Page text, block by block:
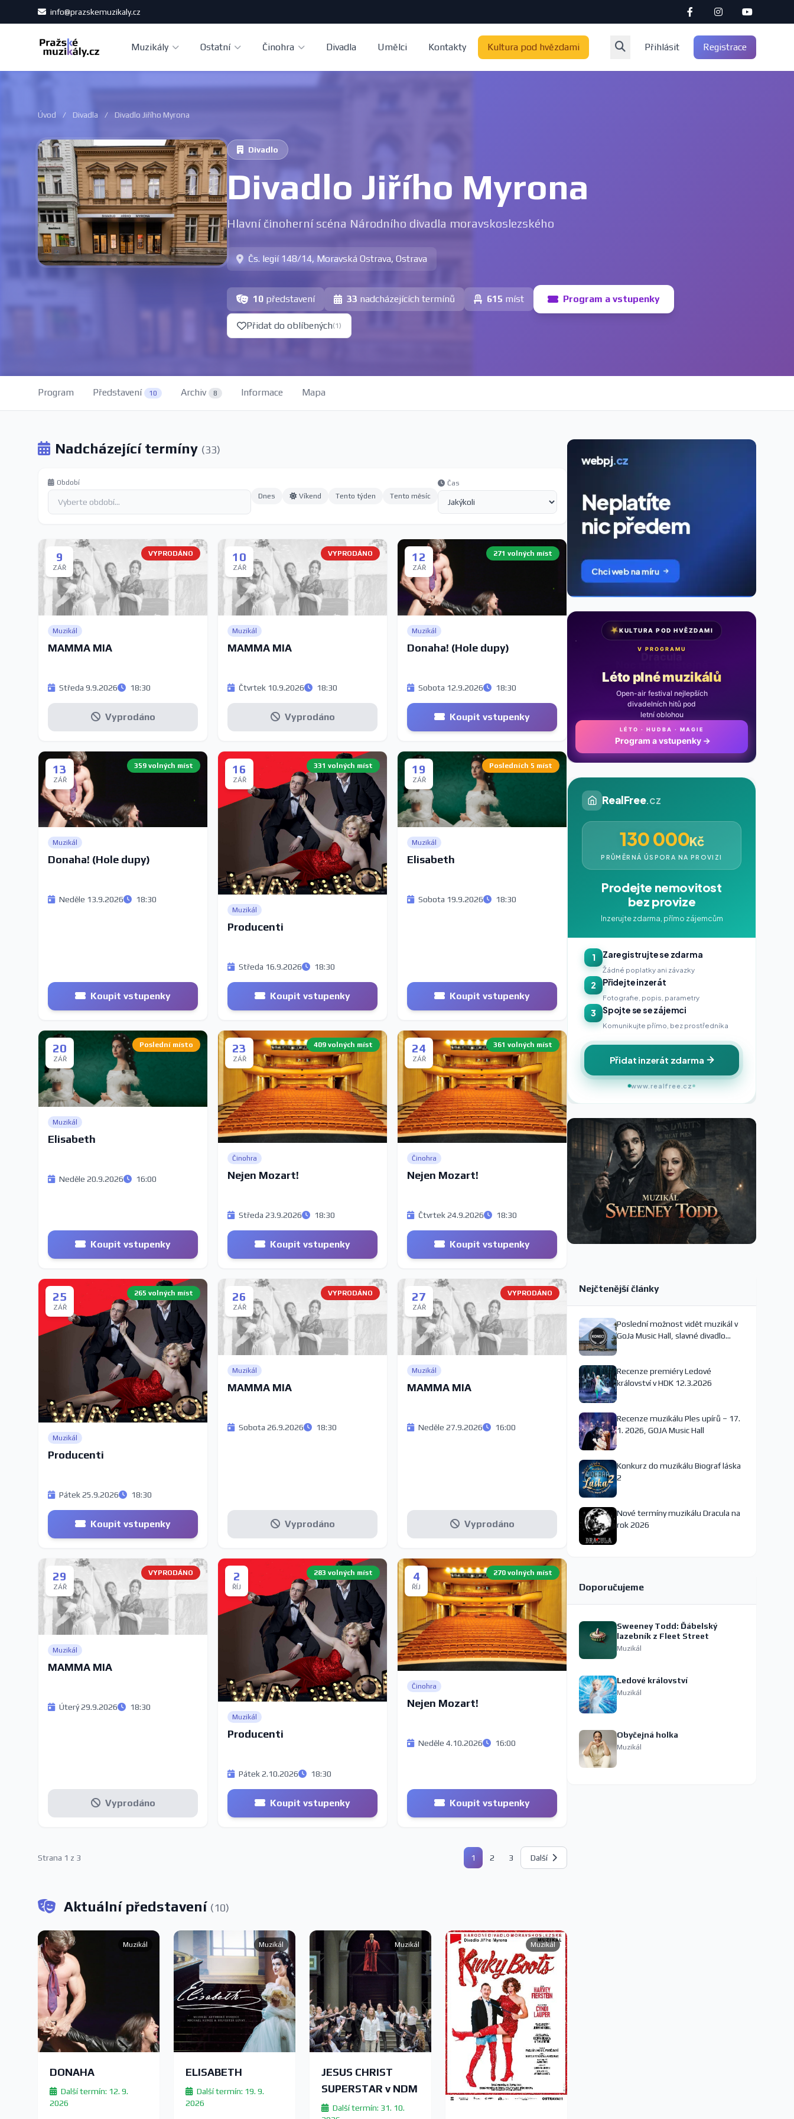
info@prazskemuzikaly.cz
Muzikály Ostatní Činohra Divadla Umělci Kontakty Kultura pod hvězdami Přihlásit Registrace
Úvod / Divadla / Divadlo Jiřího Myrona
Divadlo
Divadlo Jiřího Myrona
Hlavní činoherní scéna Národního divadla moravskoslezského
Čs. legií 148/14, Moravská Ostrava, Ostrava
10 představení 33 nadcházejících termínů 615 míst Program a vstupenky
Přidat do oblíbených(1)
Program Představení 10 Archiv 8 Informace Mapa
Nadcházející termíny (33)
Období
Dnes
Víkend Tento týden Tento měsíc
Čas
9
ZÁŘ
VYPRODÁNO
Muzikál
MAMMA MIA
Středa 9.9.2026 18:30
Vyprodáno
10
ZÁŘ
VYPRODÁNO
Muzikál
MAMMA MIA
Čtvrtek 10.9.2026 18:30
Vyprodáno
12
ZÁŘ
271 volných míst
Muzikál
Donaha! (Hole dupy)
Sobota 12.9.2026 18:30
Koupit vstupenky
13
ZÁŘ
359 volných míst
Muzikál
Donaha! (Hole dupy)
Neděle 13.9.2026 18:30
Koupit vstupenky
16
ZÁŘ
331 volných míst
Muzikál
Producenti
Středa 16.9.2026 18:30
Koupit vstupenky
19
ZÁŘ
Posledních 5 míst
Muzikál
Elisabeth
Sobota 19.9.2026 18:30
Koupit vstupenky
20
ZÁŘ
Poslední místo
Muzikál
Elisabeth
Neděle 20.9.2026 16:00
Koupit vstupenky
23
ZÁŘ
409 volných míst
Činohra
Nejen Mozart!
Středa 23.9.2026 18:30
Koupit vstupenky
24
ZÁŘ
361 volných míst
Činohra
Nejen Mozart!
Čtvrtek 24.9.2026 18:30
Koupit vstupenky
25
ZÁŘ
265 volných míst
Muzikál
Producenti
Pátek 25.9.2026 18:30
Koupit vstupenky
26
ZÁŘ
VYPRODÁNO
Muzikál
MAMMA MIA
Sobota 26.9.2026 18:30
Vyprodáno
27
ZÁŘ
VYPRODÁNO
Muzikál
MAMMA MIA
Neděle 27.9.2026 16:00
Vyprodáno
29
ZÁŘ
VYPRODÁNO
Muzikál
MAMMA MIA
Úterý 29.9.2026 18:30
Vyprodáno
2
ŘÍJ
283 volných míst
Muzikál
Producenti
Pátek 2.10.2026 18:30
Koupit vstupenky
4
ŘÍJ
270 volných míst
Činohra
Nejen Mozart!
Neděle 4.10.2026 16:00
Koupit vstupenky
Strana 1 z 3 1 2 3 Další
Aktuální představení (10)
Muzikál
DONAHA
Další termín: 12. 9.
2026
Muzikál
ELISABETH
Další termín: 19. 9.
2026
Muzikál
JESUS CHRIST
SUPERSTAR v NDM
Další termín: 31. 10.
Muzikál
★KULTURA POD HVĚZDAMI
V PROGRAMU
Léto plné muzikálů
Open-air festival nejlepších
divadelních hitů pod
letní oblohou
LÉTO · HUDBA · MAGIE
Program a vstupenky →
RealFree.cz
130 000Kč
PRŮMĚRNÁ ÚSPORA NA PROVIZI
Prodejte nemovitost
bez provize
Inzerujte zdarma, přímo zájemcům
1 Zaregistrujte se zdarma
Žádné poplatky ani závazky
2 Přidejte inzerát
Fotografie, popis, parametry
3 Spojte se se zájemci
Komunikujte přímo, bez prostředníka
Přidat inzerát zdarma
www.realfree.cz
Nejčtenější články
Poslední možnost vidět muzikál v
GoJa Music Hall, slavné divadlo
Recenze premiéry Ledové
království v HDK 12.3.2026
Recenze muzikálu Ples upírů – 17.
1. 2026, GOJA Music Hall
Konkurz do muzikálu Biograf láska
2
Nové termíny muzikálu Dracula na
rok 2026
Doporučujeme
Sweeney Todd: Ďábelský
lazebník z Fleet Street
Muzikál
Ledové království
Muzikál
Obyčejná holka
Muzikál